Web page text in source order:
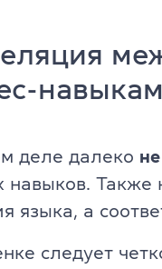
деле далеко
навыков. Также
языка, а
следует